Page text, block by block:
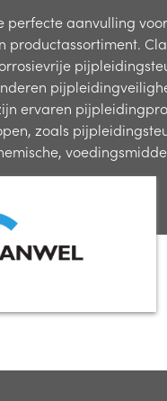
perfecte aanvulling
productassortiment.
ervaren
zoals